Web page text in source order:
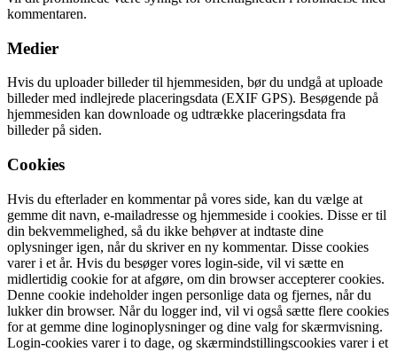
kommentaren.
Medier
Hvis du uploader billeder til hjemmesiden, bør du undgå at uploade
billeder med indlejrede placeringsdata (EXIF GPS). Besøgende på
hjemmesiden kan downloade og udtrække placeringsdata fra
billeder på siden.
Cookies
Hvis du efterlader en kommentar på vores side, kan du vælge at
gemme dit navn, e-mailadresse og hjemmeside i cookies. Disse er til
din bekvemmelighed, så du ikke behøver at indtaste dine
oplysninger igen, når du skriver en ny kommentar. Disse cookies
varer i et år. Hvis du besøger vores login-side, vil vi sætte en
midlertidig cookie for at afgøre, om din browser accepterer cookies.
Denne cookie indeholder ingen personlige data og fjernes, når du
lukker din browser. Når du logger ind, vil vi også sætte flere cookies
for at gemme dine loginoplysninger og dine valg for skærmvisning.
Login-cookies varer i to dage, og skærmindstillingscookies varer i et